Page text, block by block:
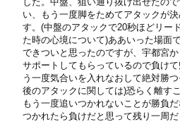
い、もう一度脚をためてアタックが
す。(中盤のアタックで20秒ほどリー
た時の心境について)ああいった場面
できついと思ったのですが、宇都宮か
サポートしてもらっているので負け
う一度気合いを入れなおして絶対勝
後のアタックに関しては)恐らく離す
もう一度追いつかれないことが勝負
つかれたら負けだと思って残り一周